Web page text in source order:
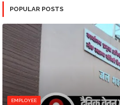
POPULAR POSTS
EMPLOYEE